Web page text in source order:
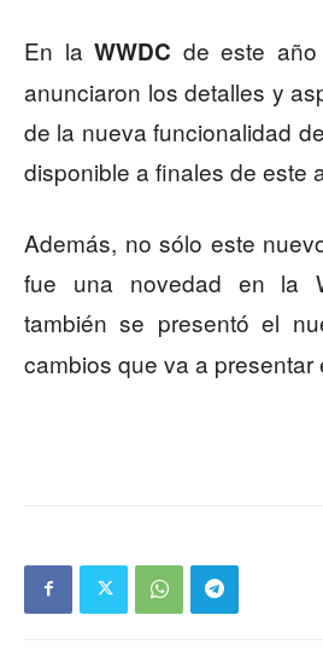
En laWWDC de este
anunciaron los detalles y
de la nueva funcionalidad
disponible a finales de este
Además, no sólo este
fue una novedad en la
también se presentó el
cambios que va a presentar